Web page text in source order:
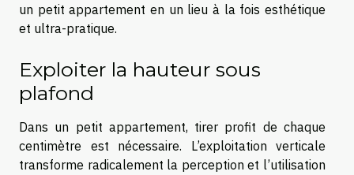
un petit appartement en un lieu à la fois esthétique
et ultra-pratique.
Exploiter la hauteur sous
plafond
Dans un petit appartement, tirer profit de chaque
centimètre est nécessaire. L’exploitation verticale
transforme radicalement la perception et l’utilisation